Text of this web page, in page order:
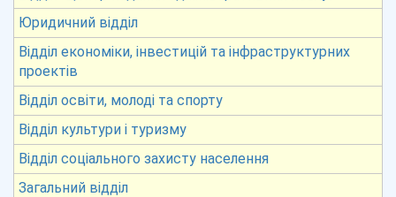
Юридичний відділ
Відділ економіки, інвестицій та інфраструктурних
проектів
Відділ освіти, молоді та спорту
Відділ культури і туризму
Відділ соціального захисту населення
Загальний відділ